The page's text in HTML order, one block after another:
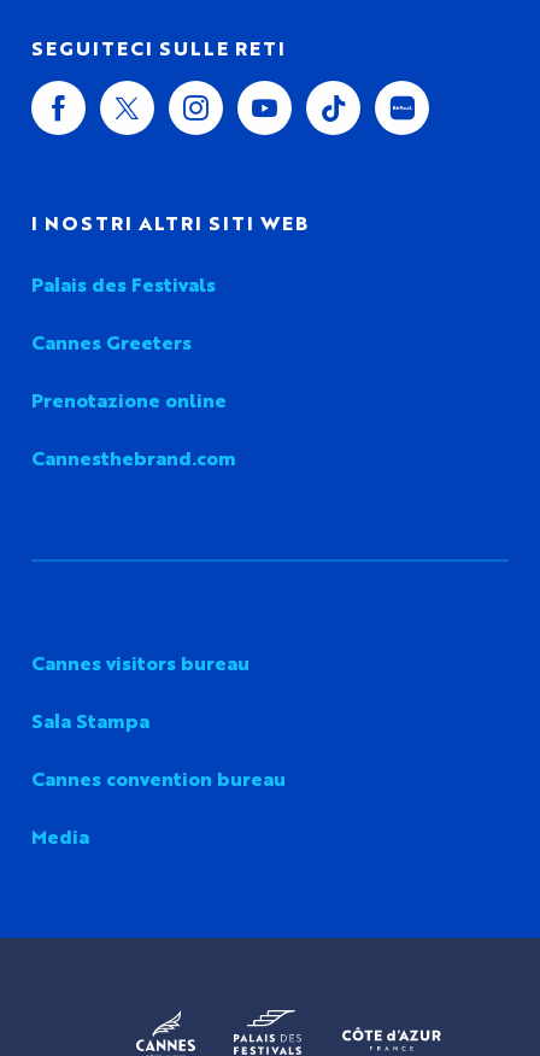
SEGUITECI SULLE RETI
I NOSTRI ALTRI SITI WEB
Palais des Festivals
Cannes Greeters
Prenotazione online
Cannesthebrand.com
Cannes visitors bureau
Sala Stampa
Cannes convention bureau
Media